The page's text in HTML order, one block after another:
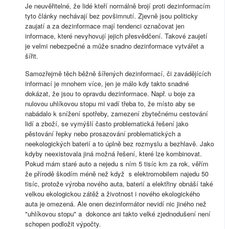
Je neuvěřitelné, že lidé kteří normálně brojí proti dezinformacím
tyto články nechávají bez povšimnutí. Zjevně jsou politicky
zaujatí a za dezinformace mají tendenci označovat jen
informace, které nevyhovují jejich přesvědčení. Takové zaujetí
je velmi nebezpečné a může snadno dezinformace vytvářet a
šířit.
Samozřejmě těch běžně šířených dezinformací, či zavádějících
informací je mnohem více, jen je málo kdy takto snadné
dokázat, že jsou to opravdu dezinformace. Např. u boje za
nulovou uhlíkovou stopu mi vadí třeba to, že místo aby se
nabádalo k snížení spotřeby, zamezení zbytečnému cestování
lidí a zboží, se vymýšlí často problematická řešení jako
pěstování řepky nebo prosazování problematických a
neekologických baterií a to úplně bez rozmyslu a bezhlavě. Jako
kdyby neexistovala jiná možná řešení, které lze kombinovat.
Pokud mám staré auto a nejedu s ním 5 tisíc km za rok, věřím
že přírodě škodím méně než když s elektromobilem najedu 50
tisíc, protože výroba nového auta, baterií a elektřiny obnáší také
velkou ekologickou zátěž a životnost i nového ekologického
auta je omezená. Ale onen dezinformátor nevidí nic jiného než
"uhlíkovou stopu" a dokonce ani takto velké zjednodušení není
schopen podložit výpočty.